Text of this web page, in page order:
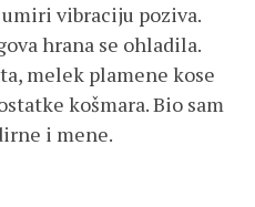
vibraciju poziva.
hrana se ohladila.
melek plamene kose
košmara. Bio sam
i mene.